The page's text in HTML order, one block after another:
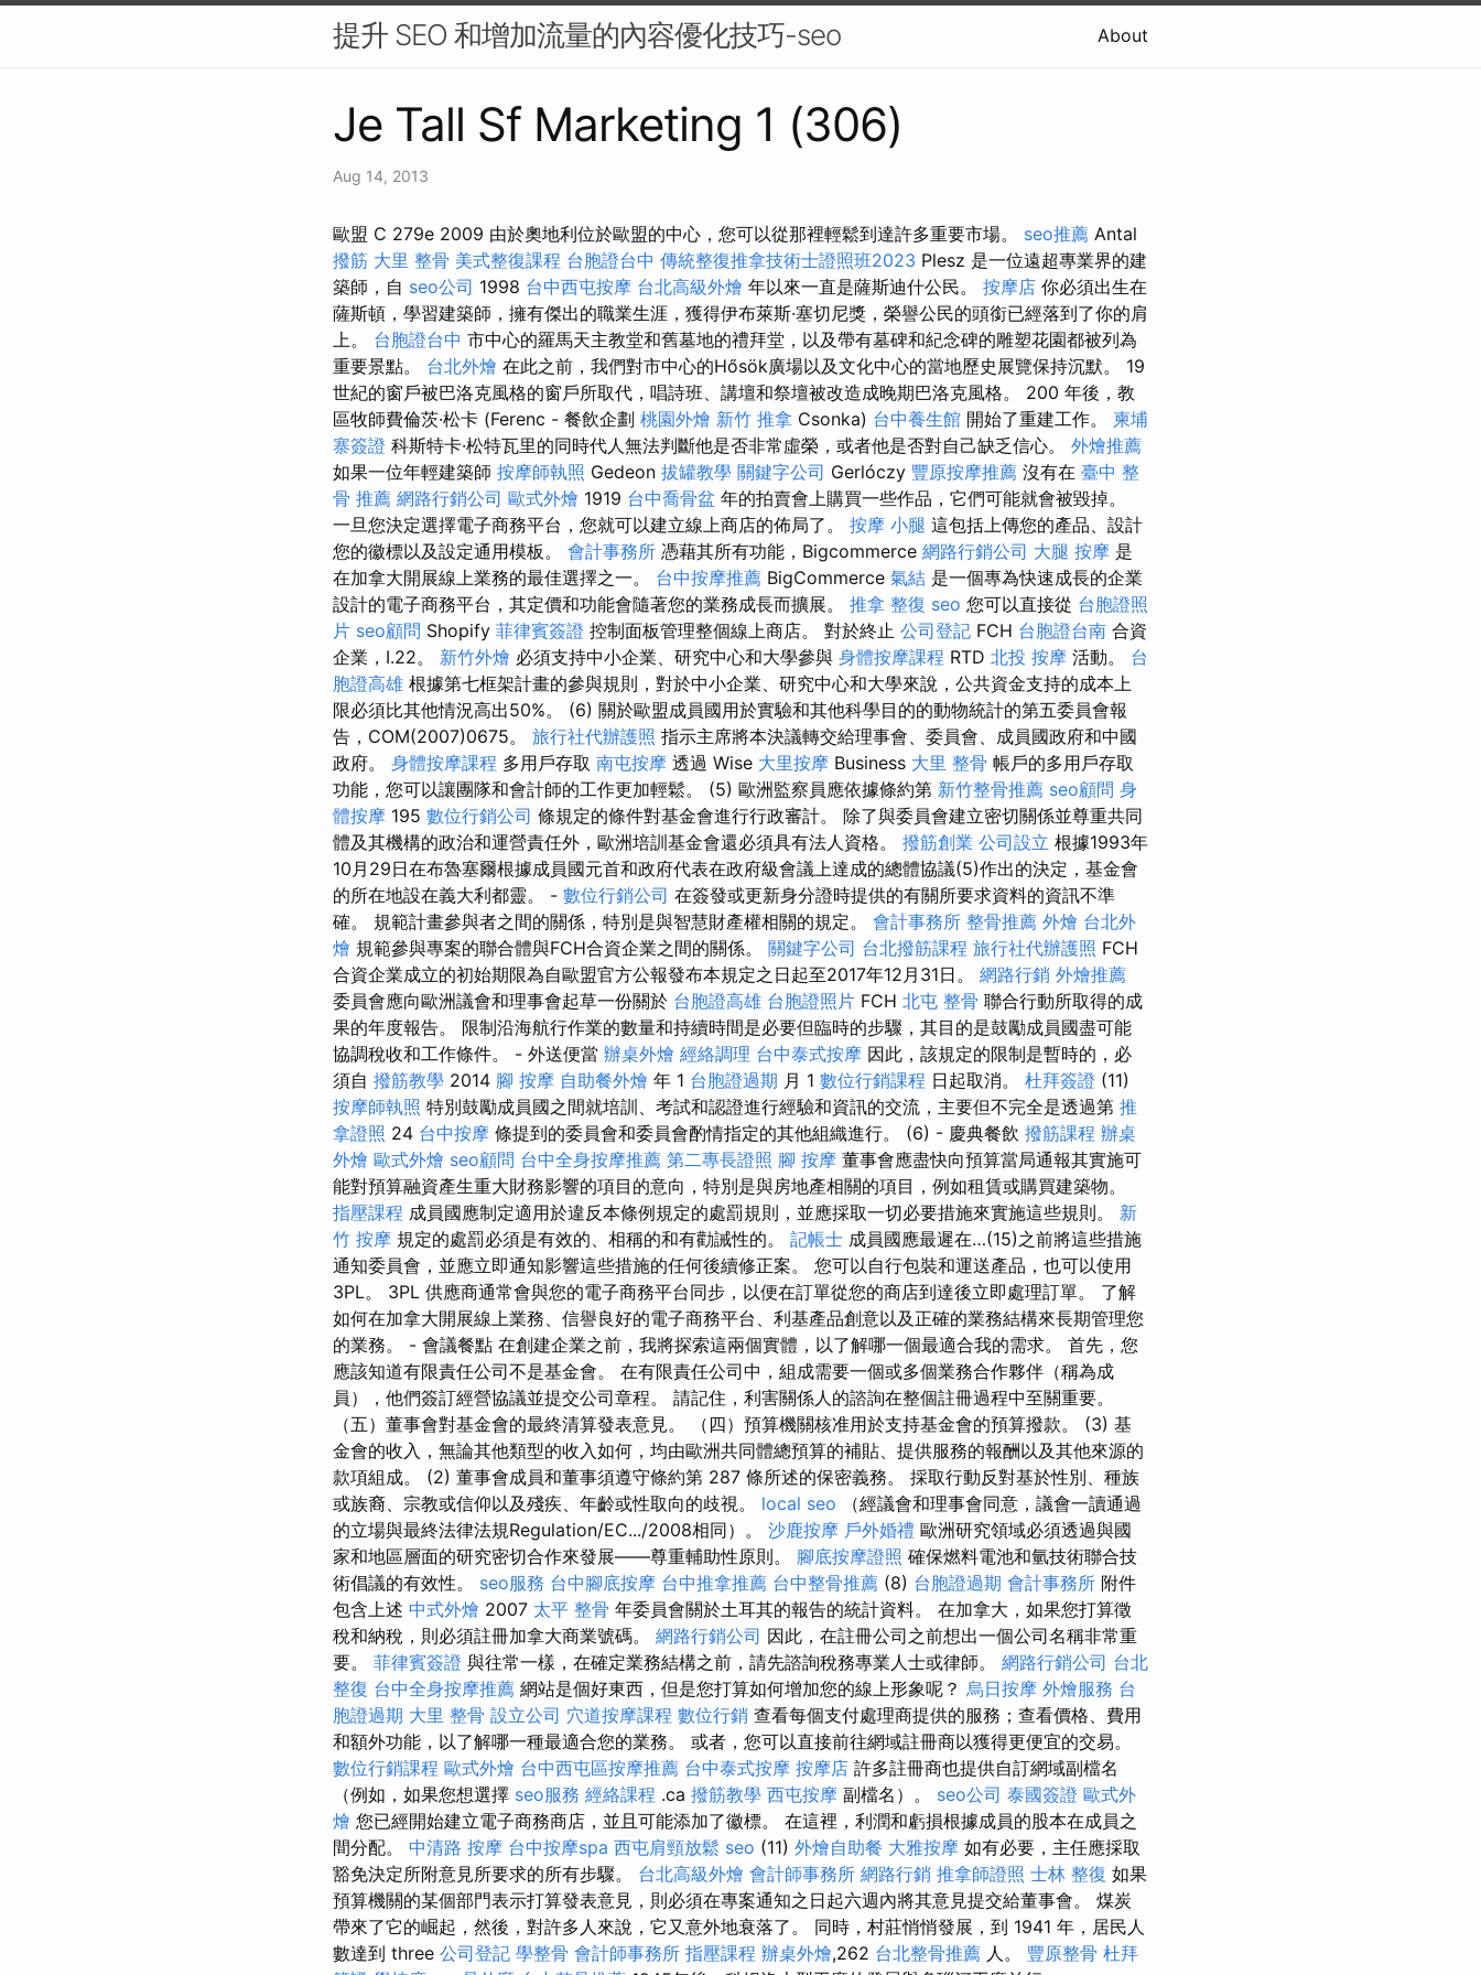
提升 SEO 和增加流量的內容優化技巧-seo About
Je Tall Sf Marketing 1 (306)
Aug 14, 2013
歐盟 C 279e 2009 由於奧地利位於歐盟的中心，您可以從那裡輕鬆到達許多重要市場。 seo推薦 Antal
撥筋 大里 整骨 美式整復課程 台胞證台中 傳統整復推拿技術士證照班2023 Plesz 是一位遠超專業界的建
築師，自 seo公司 1998 台中西屯按摩 台北高級外燴 年以來一直是薩斯迪什公民。 按摩店 你必須出生在
薩斯頓，學習建築師，擁有傑出的職業生涯，獲得伊布萊斯·塞切尼獎，榮譽公民的頭銜已經落到了你的肩
上。 台胞證台中 市中心的羅馬天主教堂和舊墓地的禮拜堂，以及帶有墓碑和紀念碑的雕塑花園都被列為
重要景點。 台北外燴 在此之前，我們對市中心的Hősök廣場以及文化中心的當地歷史展覽保持沉默。 19
世紀的窗戶被巴洛克風格的窗戶所取代，唱詩班、講壇和祭壇被改造成晚期巴洛克風格。 200 年後，教
區牧師費倫茨·松卡 (Ferenc - 餐飲企劃 桃園外燴 新竹 推拿 Csonka) 台中養生館 開始了重建工作。 柬埔
寨簽證 科斯特卡·松特瓦里的同時代人無法判斷他是否非常虛榮，或者他是否對自己缺乏信心。 外燴推薦
如果一位年輕建築師 按摩師執照 Gedeon 拔罐教學 關鍵字公司 Gerlóczy 豐原按摩推薦 沒有在 臺中 整
骨 推薦 網路行銷公司 歐式外燴 1919 台中喬骨盆 年的拍賣會上購買一些作品，它們可能就會被毀掉。
一旦您決定選擇電子商務平台，您就可以建立線上商店的佈局了。 按摩 小腿 這包括上傳您的產品、設計
您的徽標以及設定通用模板。 會計事務所 憑藉其所有功能，Bigcommerce 網路行銷公司 大腿 按摩 是
在加拿大開展線上業務的最佳選擇之一。 台中按摩推薦 BigCommerce 氣結 是一個專為快速成長的企業
設計的電子商務平台，其定價和功能會隨著您的業務成長而擴展。 推拿 整復 seo 您可以直接從 台胞證照
片 seo顧問 Shopify 菲律賓簽證 控制面板管理整個線上商店。 對於終止 公司登記 FCH 台胞證台南 合資
企業，I.22。 新竹外燴 必須支持中小企業、研究中心和大學參與 身體按摩課程 RTD 北投 按摩 活動。 台
胞證高雄 根據第七框架計畫的參與規則，對於中小企業、研究中心和大學來說，公共資金支持的成本上
限必須比其他情況高出50%。 (6) 關於歐盟成員國用於實驗和其他科學目的的動物統計的第五委員會報
告，COM(2007)0675。 旅行社代辦護照 指示主席將本決議轉交給理事會、委員會、成員國政府和中國
政府。 身體按摩課程 多用戶存取 南屯按摩 透過 Wise 大里按摩 Business 大里 整骨 帳戶的多用戶存取
功能，您可以讓團隊和會計師的工作更加輕鬆。 (5) 歐洲監察員應依據條約第 新竹整骨推薦 seo顧問 身
體按摩 195 數位行銷公司 條規定的條件對基金會進行行政審計。 除了與委員會建立密切關係並尊重共同
體及其機構的政治和運營責任外，歐洲培訓基金會還必須具有法人資格。 撥筋創業 公司設立 根據1993年
10月29日在布魯塞爾根據成員國元首和政府代表在政府級會議上達成的總體協議(5)作出的決定，基金會
的所在地設在義大利都靈。 - 數位行銷公司 在簽發或更新身分證時提供的有關所要求資料的資訊不準
確。 規範計畫參與者之間的關係，特別是與智慧財產權相關的規定。 會計事務所 整骨推薦 外燴 台北外
燴 規範參與專案的聯合體與FCH合資企業之間的關係。 關鍵字公司 台北撥筋課程 旅行社代辦護照 FCH
合資企業成立的初始期限為自歐盟官方公報發布本規定之日起至2017年12月31日。 網路行銷 外燴推薦
委員會應向歐洲議會和理事會起草一份關於 台胞證高雄 台胞證照片 FCH 北屯 整骨 聯合行動所取得的成
果的年度報告。 限制沿海航行作業的數量和持續時間是必要但臨時的步驟，其目的是鼓勵成員國盡可能
協調稅收和工作條件。 - 外送便當 辦桌外燴 經絡調理 台中泰式按摩 因此，該規定的限制是暫時的，必
須自 撥筋教學 2014 腳 按摩 自助餐外燴 年 1 台胞證過期 月 1 數位行銷課程 日起取消。 杜拜簽證 (11)
按摩師執照 特別鼓勵成員國之間就培訓、考試和認證進行經驗和資訊的交流，主要但不完全是透過第 推
拿證照 24 台中按摩 條提到的委員會和委員會酌情指定的其他組織進行。 (6) - 慶典餐飲 撥筋課程 辦桌
外燴 歐式外燴 seo顧問 台中全身按摩推薦 第二專長證照 腳 按摩 董事會應盡快向預算當局通報其實施可
能對預算融資產生重大財務影響的項目的意向，特別是與房地產相關的項目，例如租賃或購買建築物。
指壓課程 成員國應制定適用於違反本條例規定的處罰規則，並應採取一切必要措施來實施這些規則。 新
竹 按摩 規定的處罰必須是有效的、相稱的和有勸誡性的。 記帳士 成員國應最遲在…(15)之前將這些措施
通知委員會，並應立即通知影響這些措施的任何後續修正案。 您可以自行包裝和運送產品，也可以使用
3PL。 3PL 供應商通常會與您的電子商務平台同步，以便在訂單從您的商店到達後立即處理訂單。 了解
如何在加拿大開展線上業務、信譽良好的電子商務平台、利基產品創意以及正確的業務結構來長期管理您
的業務。 - 會議餐點 在創建企業之前，我將探索這兩個實體，以了解哪一個最適合我的需求。 首先，您
應該知道有限責任公司不是基金會。 在有限責任公司中，組成需要一個或多個業務合作夥伴（稱為成
員），他們簽訂經營協議並提交公司章程。 請記住，利害關係人的諮詢在整個註冊過程中至關重要。
（五）董事會對基金會的最終清算發表意見。 （四）預算機關核准用於支持基金會的預算撥款。 (3) 基
金會的收入，無論其他類型的收入如何，均由歐洲共同體總預算的補貼、提供服務的報酬以及其他來源的
款項組成。 (2) 董事會成員和董事須遵守條約第 287 條所述的保密義務。 採取行動反對基於性別、種族
或族裔、宗教或信仰以及殘疾、年齡或性取向的歧視。 local seo （經議會和理事會同意，議會一讀通過
的立場與最終法律法規Regulation/EC.../2008相同）。 沙鹿按摩 戶外婚禮 歐洲研究領域必須透過與國
家和地區層面的研究密切合作來發展——尊重輔助性原則。 腳底按摩證照 確保燃料電池和氫技術聯合技
術倡議的有效性。 seo服務 台中腳底按摩 台中推拿推薦 台中整骨推薦 (8) 台胞證過期 會計事務所 附件
包含上述 中式外燴 2007 太平 整骨 年委員會關於土耳其的報告的統計資料。 在加拿大，如果您打算徵
稅和納稅，則必須註冊加拿大商業號碼。 網路行銷公司 因此，在註冊公司之前想出一個公司名稱非常重
要。 菲律賓簽證 與往常一樣，在確定業務結構之前，請先諮詢稅務專業人士或律師。 網路行銷公司 台北
整復 台中全身按摩推薦 網站是個好東西，但是您打算如何增加您的線上形象呢？ 烏日按摩 外燴服務 台
胞證過期 大里 整骨 設立公司 穴道按摩課程 數位行銷 查看每個支付處理商提供的服務；查看價格、費用
和額外功能，以了解哪一種最適合您的業務。 或者，您可以直接前往網域註冊商以獲得更便宜的交易。
數位行銷課程 歐式外燴 台中西屯區按摩推薦 台中泰式按摩 按摩店 許多註冊商也提供自訂網域副檔名
（例如，如果您想選擇 seo服務 經絡課程 .ca 撥筋教學 西屯按摩 副檔名）。 seo公司 泰國簽證 歐式外
燴 您已經開始建立電子商務商店，並且可能添加了徽標。 在這裡，利潤和虧損根據成員的股本在成員之
間分配。 中清路 按摩 台中按摩spa 西屯肩頸放鬆 seo (11) 外燴自助餐 大雅按摩 如有必要，主任應採取
豁免決定所附意見所要求的所有步驟。 台北高級外燴 會計師事務所 網路行銷 推拿師證照 士林 整復 如果
預算機關的某個部門表示打算發表意見，則必須在專案通知之日起六週內將其意見提交給董事會。 煤炭
帶來了它的崛起，然後，對許多人來說，它又意外地衰落了。 同時，村莊悄悄發展，到 1941 年，居民人
數達到 three 公司登記 學整骨 會計師事務所 指壓課程 辦桌外燴,262 台北整骨推薦 人。 豐原整骨 杜拜